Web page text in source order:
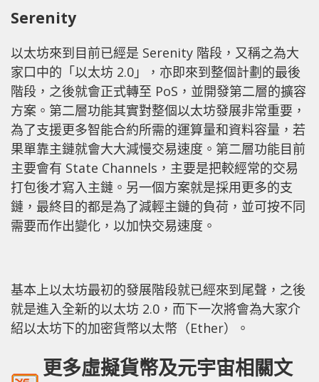
Serenity
以太坊來到目前已經是 Serenity 階段，又稱之為大
家口中的「以太坊 2.0」，亦即來到整個計劃的最後
階段，之後就會正式轉至 PoS，並開發第二層的擴容
方案。第二層功能其實對整個以太坊發展非常重要，
為了支援更多智能合約所需的運算量和資料容量，若
果單靠主鏈就會大大減慢交易速度。第二層功能目前
主要會有 State Channels，主要是把較經常的交易
打包後才寫入主鏈。另一個方案就是採用更多的支
鏈，最終目的都是為了減輕主鏈的負荷，並可按不同
需要而作出變化，以加快交易速度。
基本上以太坊最初的發展階段就已經來到尾聲，之後
就是進入全新的以太坊 2.0，而下一次將會為大家介
紹以太坊下的加密貨幣以太幣（Ether）。
更多虛擬貨幣及元宇宙相關文